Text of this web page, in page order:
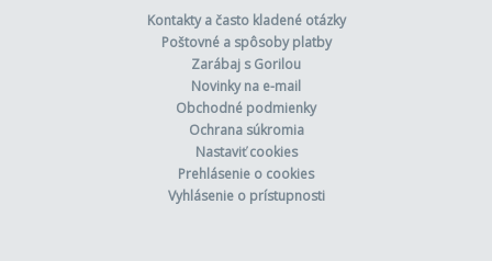
Kontakty a často kladené otázky
Poštovné a spôsoby platby
Zarábaj s Gorilou
Novinky na e-mail
Obchodné podmienky
Ochrana súkromia
Nastaviť cookies
Prehlásenie o cookies
Vyhlásenie o prístupnosti